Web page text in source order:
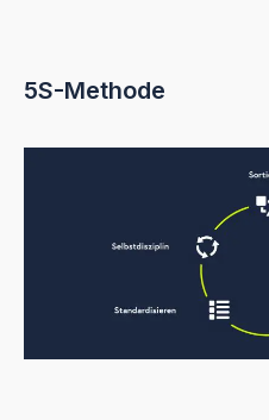
5S-Methode